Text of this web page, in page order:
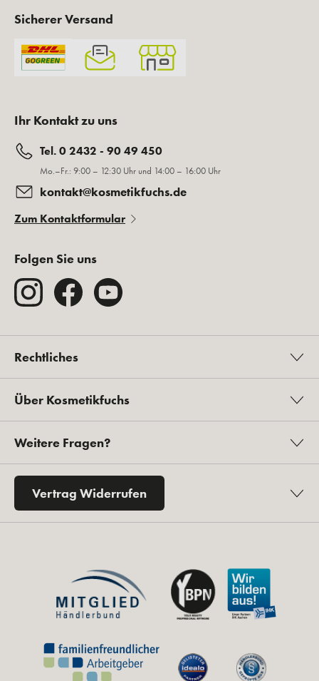
Sicherer Versand
Ihr Kontakt zu uns
Tel. 0 2432 - 90 49 450
Mo.–Fr.: 9:00 – 12:30 Uhr und 14:00 – 16:00 Uhr
kontakt@kosmetikfuchs.de
Zum Kontaktformular
Folgen Sie uns
Rechtliches
Über Kosmetikfuchs
Weitere Fragen?
Vertrag Widerrufen